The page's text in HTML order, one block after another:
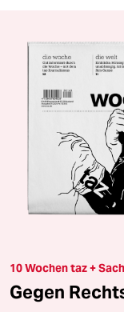
10 Wochen taz +
Gegen